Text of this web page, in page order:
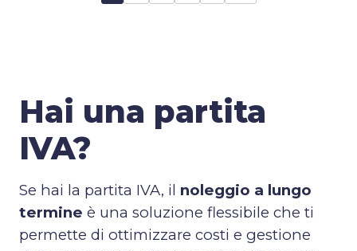
Hai una partita
IVA?
Se hai la partita IVA, il noleggio a lungo
termine è una soluzione flessibile che ti
permette di ottimizzare costi e gestione